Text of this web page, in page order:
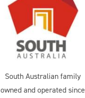
South Australian family
owned and operated since